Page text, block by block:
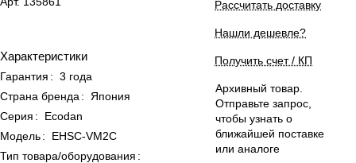
Характеристики
Гарантия : 3 года
Страна бренда :
Япония
Серия :
Ecodan
Модель:
EHSC-VM2C
Тип товара/оборудования :
Рассчитать доставку
Нашли дешевле?
Получить счет / КП
Архивный товар.
Отправьте запрос,
чтобы узнать о
ближайшей поставке
или аналоге